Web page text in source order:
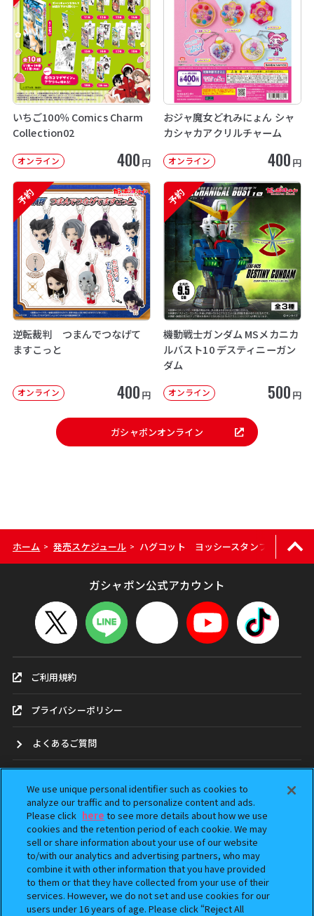
いちご100％ Comics Charm
Collection02
オンライン 400 円
おジャ魔女どれみにょん シャ
カシャカアクリルチャーム
オンライン 400 円
予約
逆転裁判 つまんでつなげて
ますこっと
オンライン 400 円
予約
機動戦士ガンダム MSメカニカ
ルバスト10 デスティニーガン
ダム
オンライン 500 円
ガシャポンオンライン
ホーム > 発売スケジュール > ハグコット ヨッシースタンプ2
ガシャポン公式アカウント
ご利用規約
プライバシーポリシー
よくあるご質問
ガシャポンどこ？
アンケート
ウェブアクセシビリティ方針
Do Not Sell or Share My Personal Information
We use unique personal identifier such as cookies to
analyze our traffic and to personalize content and ads.
Please click here to see more details about how we use
cookies and the retention period of each cookie. We may
sell or share information about your use of our website
to/with our analytics and advertising partners, who may
combine it with other information that you have provided
to them or that they have collected from your use of their
services. However, we do not set and use cookies for our
users under 16 years of age. Please click “Reject All